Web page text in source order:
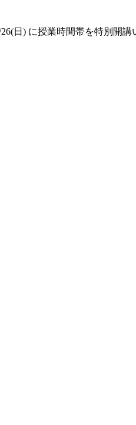
日) に授業時間帯を特別開講